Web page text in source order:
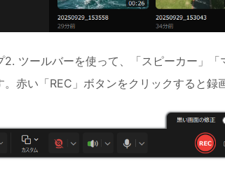
2. ツールバーを使って、「スピーカー」
。赤い「REC」ボタンをクリックすると録